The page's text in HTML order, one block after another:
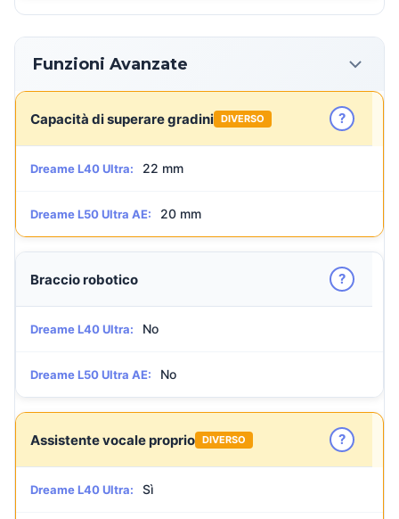
Funzioni Avanzate
Capacità di superare gradini DIVERSO ?
Dreame L40 Ultra: 22 mm
Dreame L50 Ultra AE: 20 mm
Braccio robotico ?
Dreame L40 Ultra: No
Dreame L50 Ultra AE: No
Assistente vocale proprio DIVERSO ?
Dreame L40 Ultra: Sì